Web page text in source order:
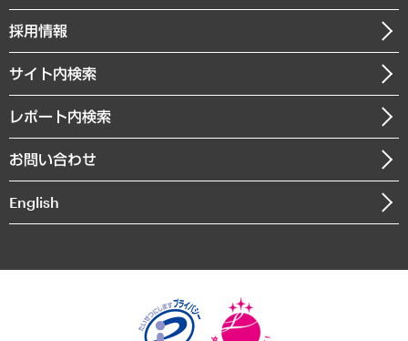
GRC（ガバナンス・リスク・コンプライアンス）・防災（政策）
経済・産業・雇用・労働
まちづくり・観光・交通・スポーツ・スマートシティ
自然資源・農林水産業・食料システム
経営用語集
受託・受注実績（官公庁関連）
メディア掲載・出演
社長メッセージ
会社概要
沿革
組織図・本部部室紹介
インドネシア現地法人
個人情報保護方針
ニュースリリース
お知らせ
採用情報
サイト内検索
レポート内検索
お問い合わせ
English